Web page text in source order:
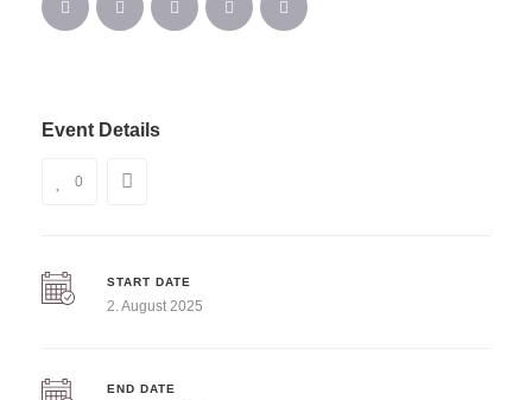
Event Details
0
START DATE
2. August 2025
END DATE